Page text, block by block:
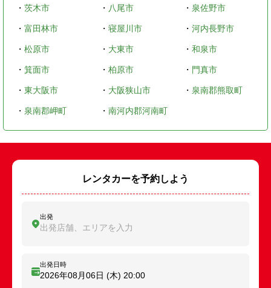
・ 茨木市 ・ 八尾市 ・ 泉佐野市
・ 富田林市 ・ 寝屋川市 ・河内長野市
・ 松原市 ・ 大東市 ・和泉市
・ 箕面市 ・ 柏原市 ・ 門真市
・ 東大阪市 ・ 大阪狭山市 ・ 泉南郡熊取町
・ 泉南郡岬町 ・ 南河内郡河南町
レンタカーを予約しよう
出発
出発店舗、エリアを入力
出発日時
2026年08月06日 (木) 20:00